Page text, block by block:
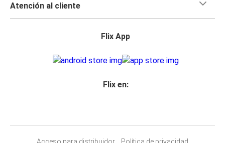
Atención al cliente
Flix App
Flix en:
Acceso para distribuidor Política de privacidad